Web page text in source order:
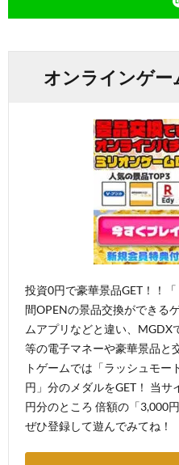
オンラインゲー
投資0円で豪華景品GET！！
間OPENの景品交換ができる
ムアプリなどと違い、MGDX
等の電子マネーや豪華景品と
トゲームでは「ラッシュモ
円」分のメダルをGET！ 当
円分のところ 倍額の「3,000
ぜひ登録して遊んでみてね！